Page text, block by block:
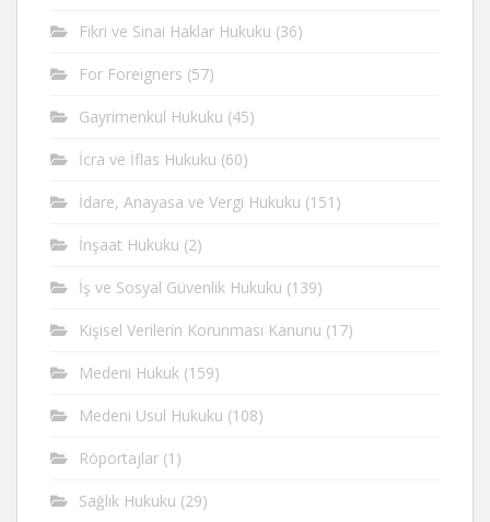
Fikri ve Sinai Haklar Hukuku (36)
For Foreigners (57)
Gayrimenkul Hukuku (45)
İcra ve İflas Hukuku (60)
İdare, Anayasa ve Vergi Hukuku (151)
İnşaat Hukuku (2)
İş ve Sosyal Güvenlik Hukuku (139)
Kişisel Verilerin Korunması Kanunu (17)
Medeni Hukuk (159)
Medeni Usul Hukuku (108)
Röportajlar (1)
Sağlık Hukuku (29)